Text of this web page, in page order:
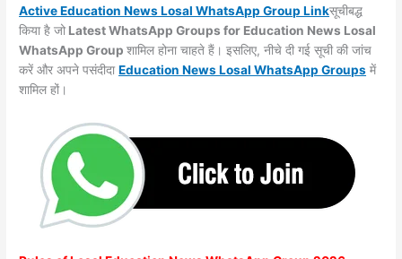
Active Education News Losal WhatsApp Group Linkसूचीबद्ध
किया है जो Latest WhatsApp Groups for Education News Losal
WhatsApp Groupशामिल होना चाहते हैं। इसलिए, नीचे दी गई सूची की जांच
करें और अपने पसंदीदाEducation News Losal WhatsAppGroups में
शामिल हों।